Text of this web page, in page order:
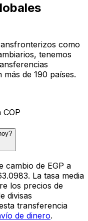
como
tenemos
de 190 países.
cambio de EGP a
La tasa media
los precios de
divisas
transferencia
de dinero.